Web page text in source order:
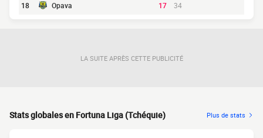
18 Opava 17 34
LA SUITE APRÈS CETTE PUBLICITÉ
Stats globales en Fortuna Liga (Tchéquie) Plus de stats